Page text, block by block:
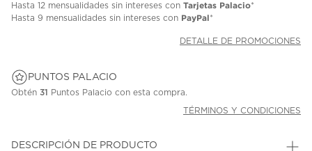
Hasta 12 mensualidades sin intereses con Tarjetas Palacio*
Hasta 9 mensualidades sin intereses con PayPal*
DETALLE DE PROMOCIONES
PUNTOS PALACIO
Obtén 31 Puntos Palacio con esta compra.
TÉRMINOS Y CONDICIONES
DESCRIPCIÓN DE PRODUCTO